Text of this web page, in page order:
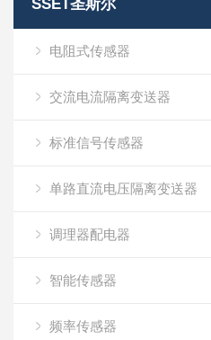
SSET圣斯尔
电阻式传感器
交流电流隔离变送器
标准信号传感器
单路直流电压隔离变送器
调理器配电器
智能传感器
频率传感器